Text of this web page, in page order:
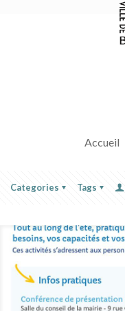
Accueil
Categories Tags